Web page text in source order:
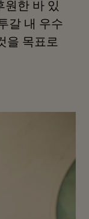
원한 바 있
갈 내 우수
을 목표로